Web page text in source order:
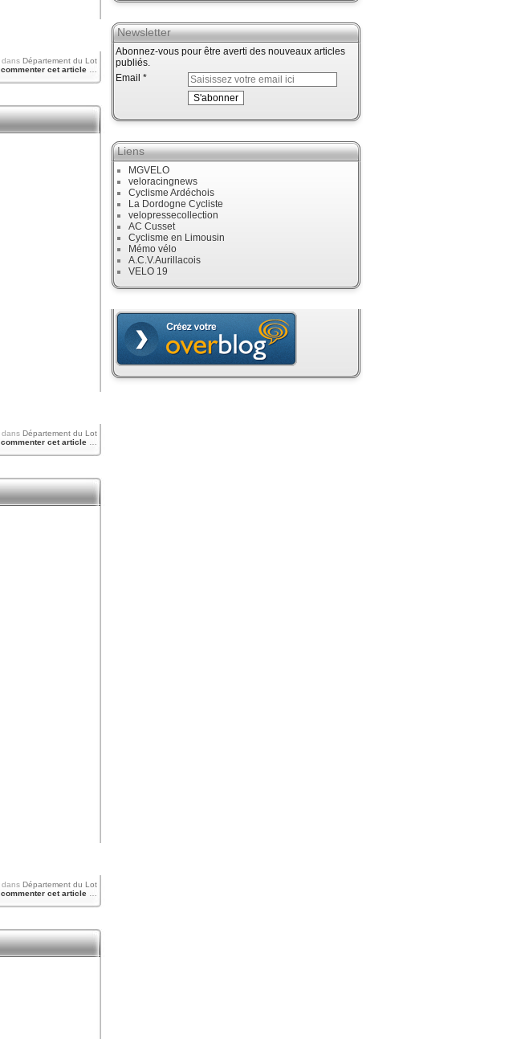
dans Département du Lot
commenter cet article
dans Département du Lot
commenter cet article
dans Département du Lot
commenter cet article
Newsletter
Abonnez-vous pour être averti des nouveaux articles
publiés.
Email
Liens
MGVELO
veloracingnews
Cyclisme Ardéchois
La Dordogne Cycliste
velopressecollection
AC Cusset
Cyclisme en Limousin
Mémo vélo
A.C.V.Aurillacois
VELO 19